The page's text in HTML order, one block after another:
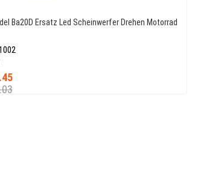
Ba20D Ersatz Led Scheinwerfer Drehen Motorrad